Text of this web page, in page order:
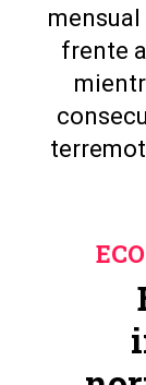
mensual
frente